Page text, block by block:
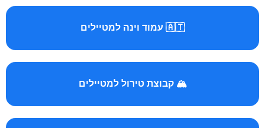
🇦🇹 עמוד וינה למטיילים
🏔️ קבוצת טירול למטיילים